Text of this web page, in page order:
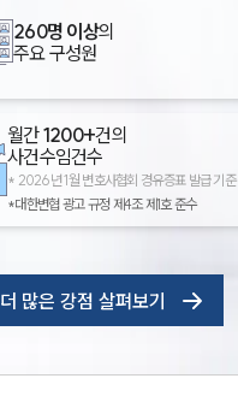
260명 이상의
주요 구성원
월간1200+건의
사건수임건수
* 2026년 1월 변호사협회 경유증표 발급 기준
*대한변협 광고 규정 제4조 제1호 준수
더 많은 강점 살펴보기